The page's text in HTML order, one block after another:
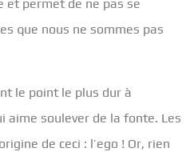
et permet de ne pas se
que nous ne sommes pas
le point le plus dur à
aime soulever de la fonte. Les
de ceci : l’ego ! Or, rien